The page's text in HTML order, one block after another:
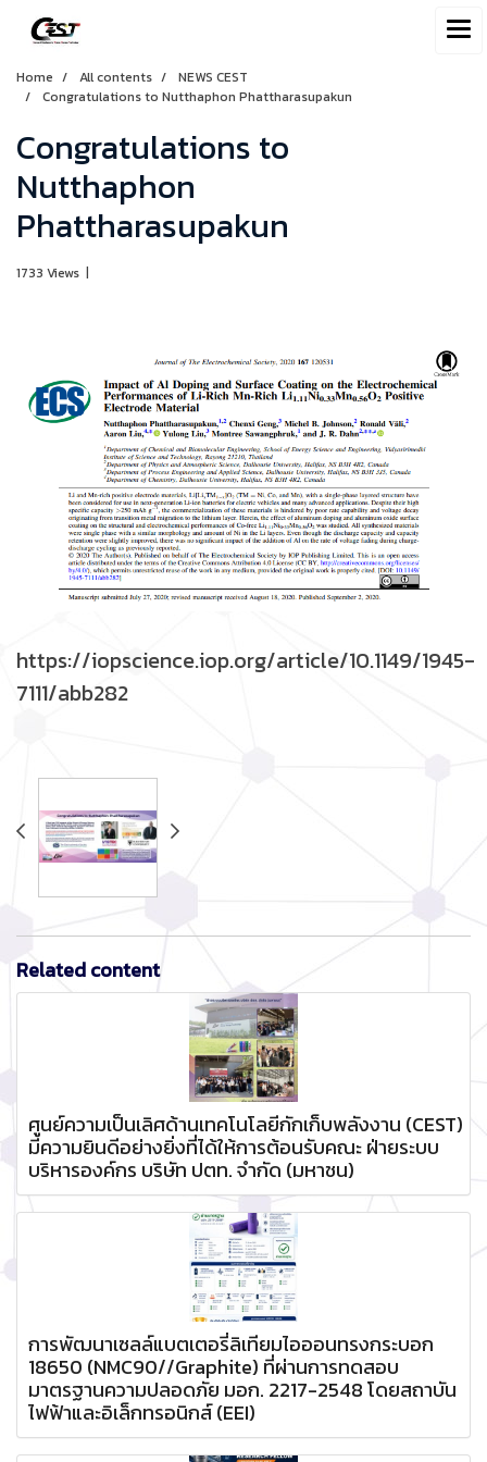
Home All contents
NEWS CEST
Congratulations to Nutthaphon Phattharasupakun
Congratulations to
Nutthaphon
Phattharasupakun
1733 Views |
https://iopscience.iop.org/article/10.1149/1945-
7111/abb282
Related content
ศูนย์ความเป็นเลิศด้านเทคโนโลยีกักเก็บพลังงาน (CEST)
มีความยินดีอย่างยิ่งที่ได้ให้การต้อนรับคณะ ฝ่ายระบบ
บริหารองค์กร บริษัท ปตท. จำกัด (มหาชน)
การพัฒนาเซลล์แบตเตอรี่ลิเทียมไอออนทรงกระบอก
18650 (NMC90//Graphite) ที่ผ่านการทดสอบ
มาตรฐานความปลอดภัย มอก. 2217-2548 โดยสถาบัน
ไฟฟ้าและอิเล็กทรอนิกส์ (EEI)